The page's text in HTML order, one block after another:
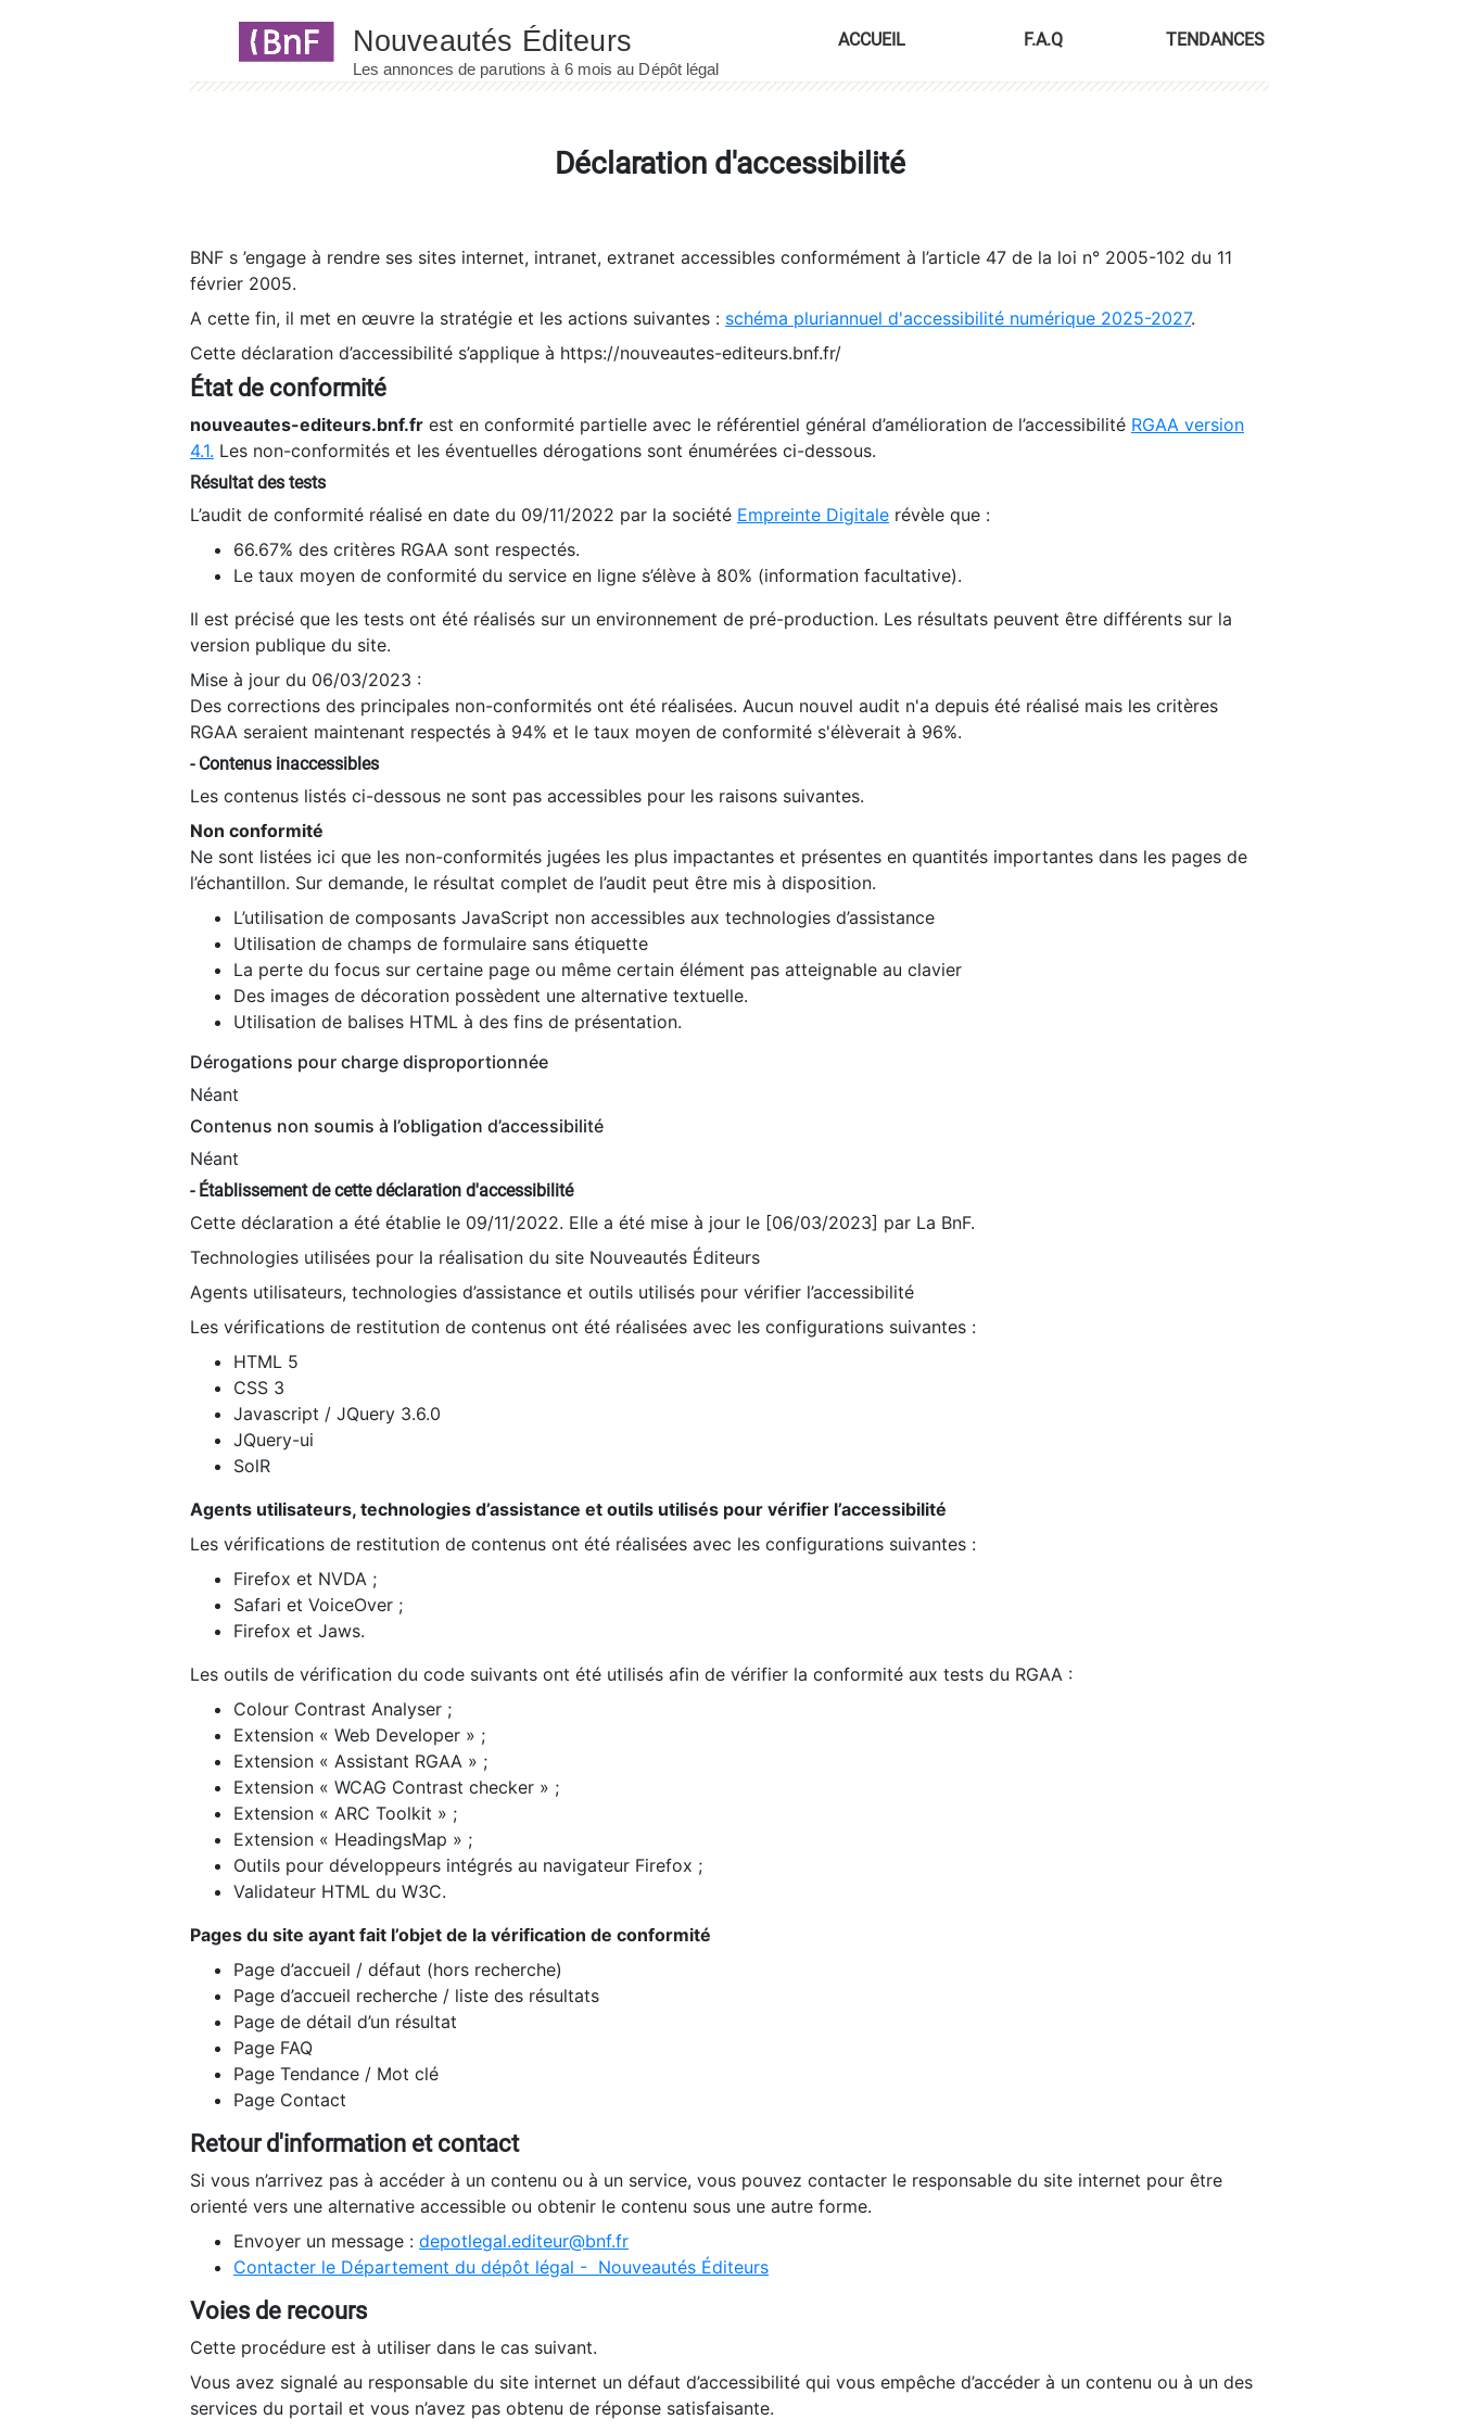
ACCUEIL F.A.Q TENDANCES
Déclaration d'accessibilité
BNF s ’engage à rendre ses sites internet, intranet, extranet accessibles conformément à l’article 47 de la loi n° 2005-102 du 11
février 2005.
A cette fin, il met en œuvre la stratégie et les actions suivantes : schéma pluriannuel d'accessibilité numérique 2025-2027.
Cette déclaration d’accessibilité s’applique à https://nouveautes-editeurs.bnf.fr/
État de conformité
nouveautes-editeurs.bnf.fr est en conformité partielle avec le référentiel général d’amélioration de l’accessibilité RGAA version
4.1. Les non-conformités et les éventuelles dérogations sont énumérées ci-dessous.
Résultat des tests
L’audit de conformité réalisé en date du 09/11/2022 par la société Empreinte Digitale révèle que :
66.67% des critères RGAA sont respectés.
Le taux moyen de conformité du service en ligne s’élève à 80% (information facultative).
Il est précisé que les tests ont été réalisés sur un environnement de pré-production. Les résultats peuvent être différents sur la
version publique du site.
Mise à jour du 06/03/2023 :
Des corrections des principales non-conformités ont été réalisées. Aucun nouvel audit n'a depuis été réalisé mais les critères
RGAA seraient maintenant respectés à 94% et le taux moyen de conformité s'élèverait à 96%.
- Contenus inaccessibles
Les contenus listés ci-dessous ne sont pas accessibles pour les raisons suivantes.
Non conformité
Ne sont listées ici que les non-conformités jugées les plus impactantes et présentes en quantités importantes dans les pages de
l’échantillon. Sur demande, le résultat complet de l’audit peut être mis à disposition.
L’utilisation de composants JavaScript non accessibles aux technologies d’assistance
Utilisation de champs de formulaire sans étiquette
La perte du focus sur certaine page ou même certain élément pas atteignable au clavier
Des images de décoration possèdent une alternative textuelle.
Utilisation de balises HTML à des fins de présentation.
Dérogations pour charge disproportionnée
Néant
Contenus non soumis à l’obligation d’accessibilité
Néant
- Établissement de cette déclaration d'accessibilité
Cette déclaration a été établie le 09/11/2022. Elle a été mise à jour le [06/03/2023] par La BnF.
Technologies utilisées pour la réalisation du site Nouveautés Éditeurs
Agents utilisateurs, technologies d’assistance et outils utilisés pour vérifier l’accessibilité
Les vérifications de restitution de contenus ont été réalisées avec les configurations suivantes :
HTML 5
CSS 3
Javascript / JQuery 3.6.0
JQuery-ui
SolR
Agents utilisateurs, technologies d’assistance et outils utilisés pour vérifier l’accessibilité
Les vérifications de restitution de contenus ont été réalisées avec les configurations suivantes :
Firefox et NVDA ;
Safari et VoiceOver ;
Firefox et Jaws.
Les outils de vérification du code suivants ont été utilisés afin de vérifier la conformité aux tests du RGAA :
Colour Contrast Analyser ;
Extension « Web Developer » ;
Extension « Assistant RGAA » ;
Extension « WCAG Contrast checker » ;
Extension « ARC Toolkit » ;
Extension « HeadingsMap » ;
Outils pour développeurs intégrés au navigateur Firefox ;
Validateur HTML du W3C.
Pages du site ayant fait l’objet de la vérification de conformité
Page d’accueil / défaut (hors recherche)
Page d’accueil recherche / liste des résultats
Page de détail d’un résultat
Page FAQ
Page Tendance / Mot clé
Page Contact
Retour d'information et contact
Si vous n’arrivez pas à accéder à un contenu ou à un service, vous pouvez contacter le responsable du site internet pour être
orienté vers une alternative accessible ou obtenir le contenu sous une autre forme.
Envoyer un message : depotlegal.editeur@bnf.fr
Contacter le Département du dépôt légal - Nouveautés Éditeurs
Voies de recours
Cette procédure est à utiliser dans le cas suivant.
Vous avez signalé au responsable du site internet un défaut d’accessibilité qui vous empêche d’accéder à un contenu ou à un des
services du portail et vous n’avez pas obtenu de réponse satisfaisante.